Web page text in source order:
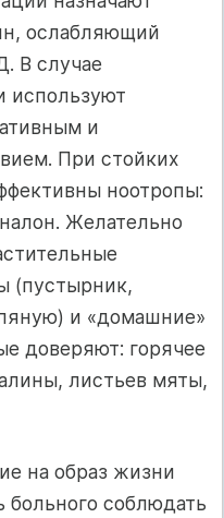
ослабляющий
В случае
используют
и
При стойких
ноотропы:
Желательно
(пустырник,
и «домашние»
доверяют: горячее
листьев мяты,
на образ жизни
больного соблюдать